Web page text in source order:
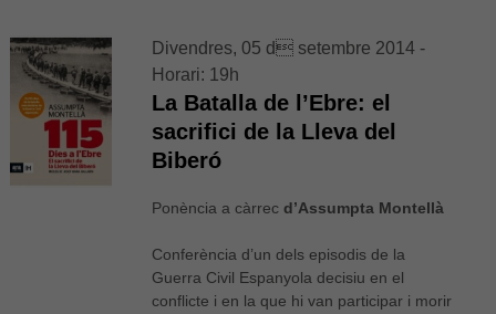
Divendres, 05 d setembre 2014 -
Horari: 19h
La Batalla de l’Ebre: el
sacrifici de la Lleva del
Biberó
Ponència a càrrecd’Assumpta Montellà
Conferència d’un dels episodis de la
Guerra Civil Espanyola decisiu en el
conflicte i en la que hi van participar i morir